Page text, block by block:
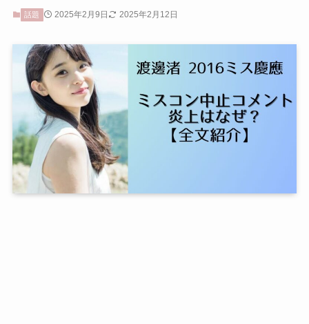
話題 2025年2月9日 2025年2月12日